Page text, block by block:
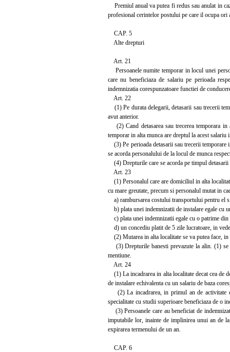
Premiul anual va putea fi redus sau anulat in
profesional cerintelor postului pe care il ocupa ori
CAP. 5
Alte drepturi
Art. 21
Persoanele numite temporar in locul unei
care nu beneficiaza de salariu pe perioada
indemnizatia corespunzatoare functiei de
Art. 22
(1) Pe durata delegarii, detasarii sau trecerii
avut anterior.
(2) Cand detasarea sau trecerea temporara in
temporar in alta munca are dreptul la acest salariu
(3) Pe perioada detasarii sau trecerii
se acorda personalului de la locul de munca
(4) Drepturile care se acorda pe timpul detasarii
Art. 23
(1) Personalul care are domiciliul in alta
cu mare greutate, precum si personalul mutat in
a) rambursarea costului transportului pentru el
b) plata unei indemnizatii de instalare egale cu
c) plata unei indemnizatii egale cu o patrime
d) un concediu platit de 5 zile lucratoare, in
(2) Mutarea in alta localitate se va putea face,
(3) Drepturile banesti prevazute la alin. (1) se
mentiune.
Art. 24
(1) La incadrarea in alta localitate decat cea de
de instalare echivalenta cu un salariu de baza
(2) La incadrarea, in primul an de activitate
specialitate cu studii superioare beneficiaza de o
(3) Persoanele care au beneficiat de
imputabile lor, inainte de implinirea unui an de
expirarea termenului de un an.
CAP. 6